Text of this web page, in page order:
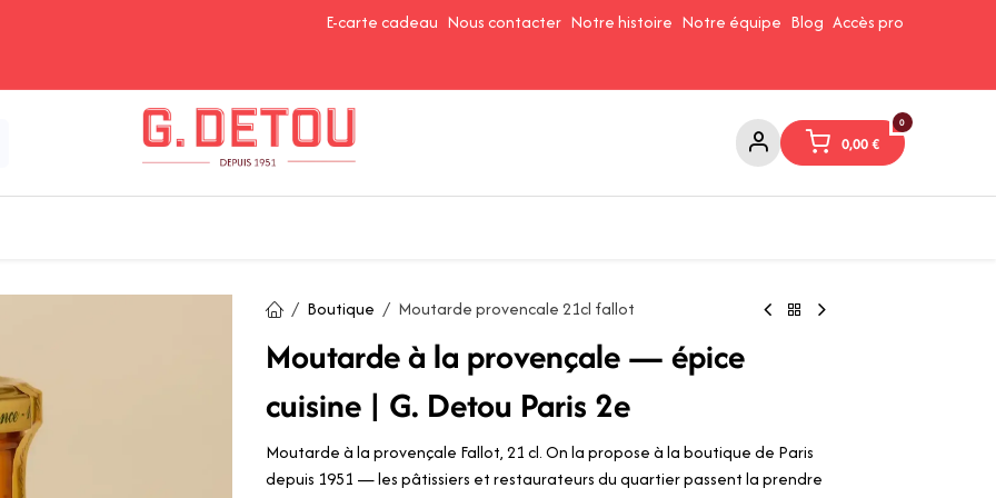
E-carte cadeau Nous contacter Notre histoire Notre équipe Blog Accès pro
0
0,00€
Boutique Moutarde provencale 21cl fallot
Moutarde à la provençale — épice
cuisine | G. Detou Paris 2e
Moutarde à la provençale Fallot, 21 cl. On la propose à la boutique de Paris
depuis 1951 — les pâtissiers et restaurateurs du quartier passent la prendre